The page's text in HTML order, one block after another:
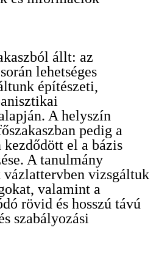
állt: az
lehetséges
építészeti,
A helyszín
pedig a
el a bázis
A tanulmány
vázlattervben vizsgáltuk
valamint a
rövid és hosszú távú
szabályozási